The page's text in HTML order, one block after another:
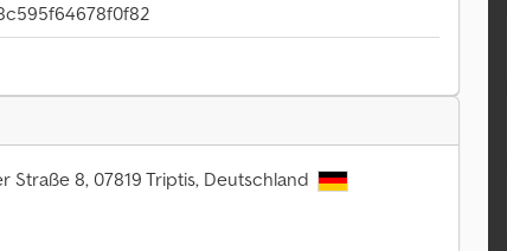
Straße 8, 07819 Triptis, Deutschland